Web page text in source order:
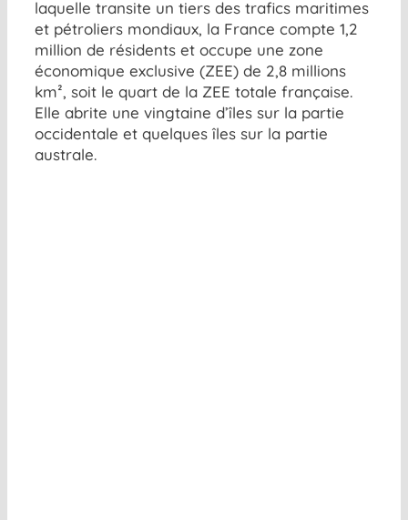
laquelle transite un tiers des trafics maritimes
et pétroliers mondiaux, la France compte 1,2
million de résidents et occupe une zone
économique exclusive (ZEE) de 2,8 millions
km², soit le quart de la ZEE totale française.
Elle abrite une vingtaine d’îles sur la partie
occidentale et quelques îles sur la partie
australe.